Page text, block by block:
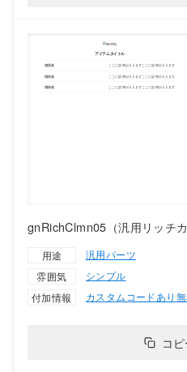
gnRichClmn05（汎用リッチカ
用途
汎用パーツ
雰囲気
シンプル
付加情報
カスタムコードあり
コ